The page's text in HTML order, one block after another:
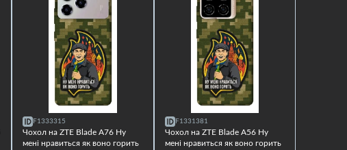
F1333315
Чохол на ZTE Blade A76 Ну
мені нравиться як воно горить
F1331381
Чохол на ZTE Blade A56 Ну
мені нравиться як воно горить